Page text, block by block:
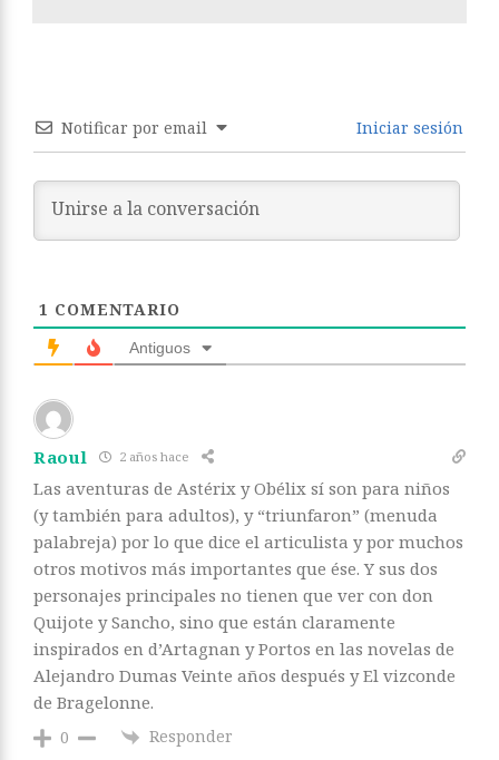
Notificar por email Iniciar sesión
1 COMENTARIO
Antiguos
Raoul 2 años hace
Las aventuras de Astérix y Obélix sí son para niños
(y también para adultos), y “triunfaron” (menuda
palabreja) por lo que dice el articulista y por muchos
otros motivos más importantes que ése. Y sus dos
personajes principales no tienen que ver con don
Quijote y Sancho, sino que están claramente
inspirados en d’Artagnan y Portos en las novelas de
Alejandro Dumas Veinte años después y El vizconde
de Bragelonne.
0 Responder